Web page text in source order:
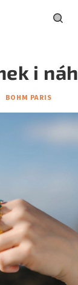
i
BOHM PARIS